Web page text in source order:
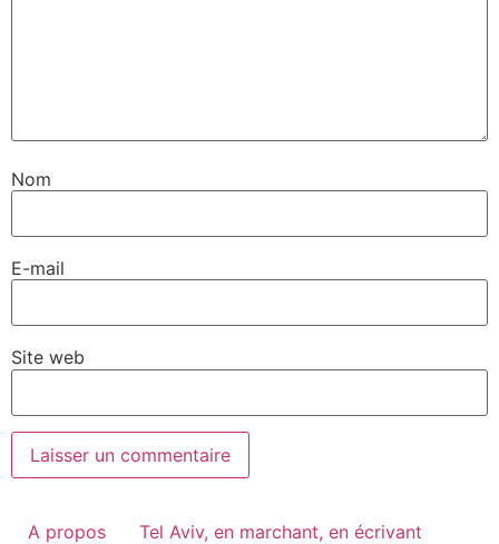
Nom
E-mail
Site web
A propos Tel Aviv, en marchant, en écrivant